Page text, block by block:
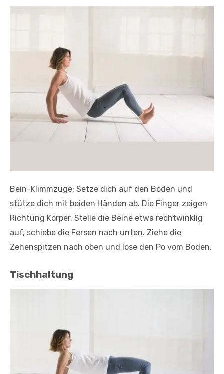
Bein-Klimmzüge: Setze dich auf den Boden und
stütze dich mit beiden Händen ab. Die Finger zeigen
Richtung Körper. Stelle die Beine etwa rechtwinklig
auf, schiebe die Fersen nach unten. Ziehe die
Zehenspitzen nach oben und löse den Po vom Boden.
Tischhaltung